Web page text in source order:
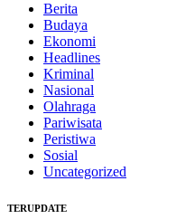
Berita
Budaya
Ekonomi
Headlines
Kriminal
Nasional
Olahraga
Pariwisata
Peristiwa
Sosial
Uncategorized
TERUPDATE